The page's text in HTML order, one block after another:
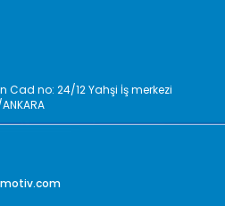
Cad no: 24/12 Yahşi İş merkezi